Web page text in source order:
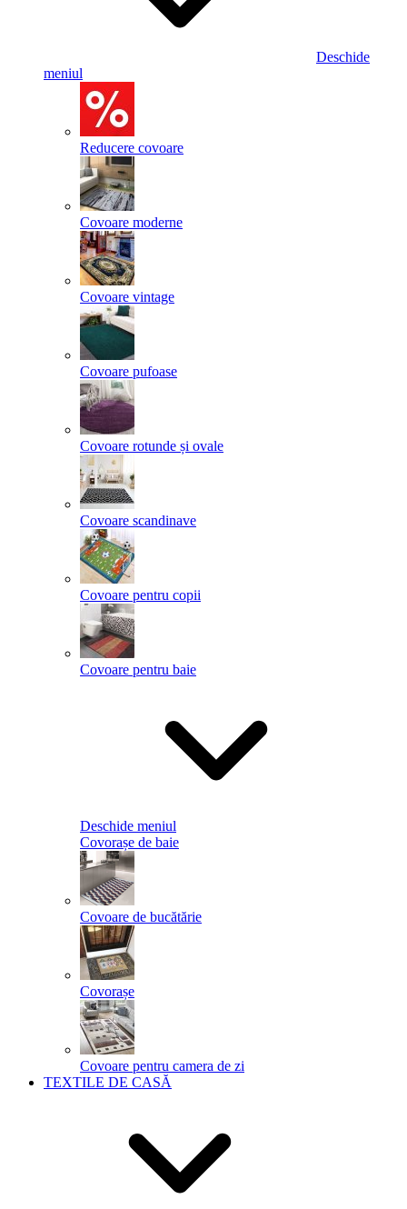
Deschide
meniul
Reducere covoare
Covoare moderne
Covoare vintage
Covoare pufoase
Covoare rotunde și ovale
Covoare scandinave
Covoare pentru copii
Covoare pentru baie
Deschide meniul
Covorașe de baie
Covoare de bucătărie
Covorașe
Covoare pentru camera de zi
TEXTILE DE CASĂ